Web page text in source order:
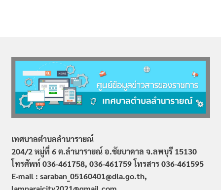
เทศบาลตำบลลำนารายณ์
204/2 หมู่ที่ 6 ต.ลำนารายณ์ อ.ชัยบาดาล จ.ลพบุรี 15130
โทรศัพท์ 036-461758, 036-461759 โทรสาร 036-461595
E-mail : saraban_05160401@dla.go.th,